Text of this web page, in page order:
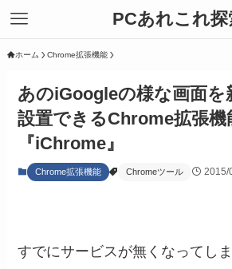
PCあれこれ探
ホーム Chrome拡張機能
あのiGoogleの様な画面を
設置できるChrome拡張機
『iChrome』
Chrome拡張機能 Chromeツール 2015/
すでにサービスが無くなってし